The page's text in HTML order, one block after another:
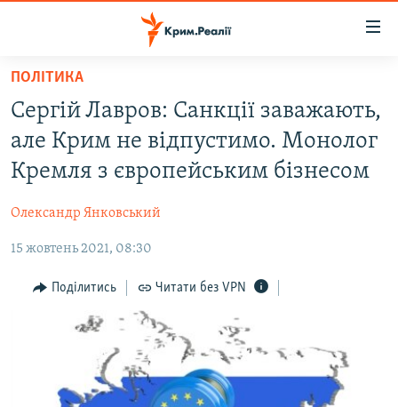
Перейти
основного
матеріалу
Перейти
до
основної
Перейти
пошуку
ВОДА.КРИМ
ВІДЕО ТА ФОТО
БЛОГИ
ПОГЛЯД
ІНТЕРВ'Ю
ВСЕ ЗА ДЕНЬ
СПЕЦПРОЕКТИ
ДЕПОРТАЦІЯ
ЯК ОБІЙТИ БЛОКУВАННЯ
ПОЛІТИКА
Сергій Лавров: Санкції заважають,
але Крим не відпустимо. Монолог
Кремля з європейським бізнесом
Олександр Янковський
15 жовтень 2021, 08:30
Поділитись Читати без VPN